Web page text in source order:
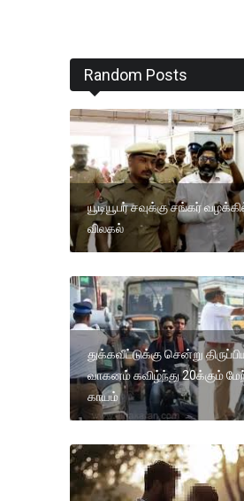
Random Posts
யூடியூபர் சவுக்கு சங்கர்
விலகல்
துக்கவீட்டுக்கு சென்று
வாகனம் கவிழ்ந்து 20க்கும்
காயம்